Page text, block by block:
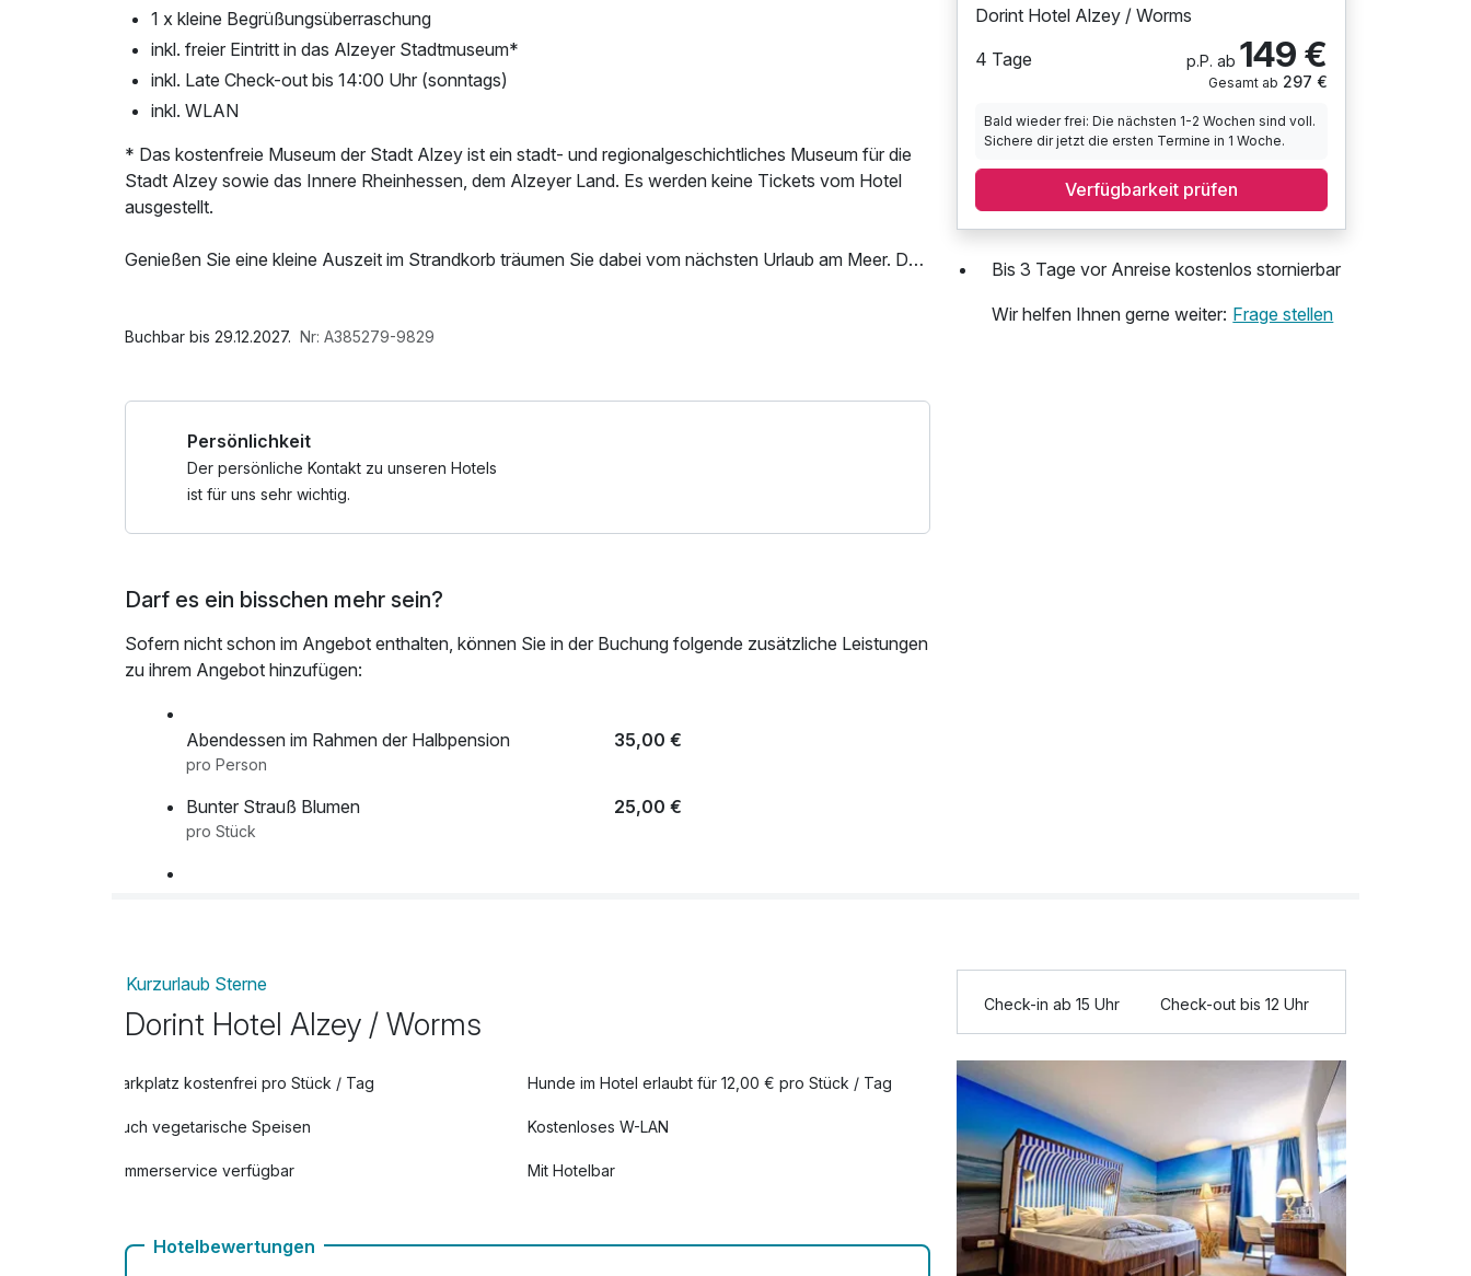
1 x kleine Begrüßungsüberraschung
inkl. freier Eintritt in das Alzeyer Stadtmuseum*
inkl. Late Check-out bis 14:00 Uhr (sonntags)
inkl. WLAN
* Das kostenfreie Museum der Stadt Alzey ist ein stadt- und regionalgeschichtliches Museum für die
Stadt Alzey sowie das Innere Rheinhessen, dem Alzeyer Land. Es werden keine Tickets vom Hotel
ausgestellt.
Genießen Sie eine kleine Auszeit im Strandkorb träumen Sie dabei vom nächsten Urlaub am Meer. Das
Denn: ein kleines Stückchen Ostsee liegt jetzt auch in Rheinhessen!
In unserer stilechten Hafenbar "Spelunke" servieren wir nicht nur Getränke für echte Seebären,
sondern auch feine Weine von regionalen Winzern. Nutzen Sie Ihren Kurzurlaub zur Erkundung der
W-LAN Nutzung / Internetnutzung
Buchbar bis 29.12.2027. Nr: A385279-9829
Persönlichkeit
Der persönliche Kontakt zu unseren Hotels
ist für uns sehr wichtig.
Darf es ein bisschen mehr sein?
Sofern nicht schon im Angebot enthalten, können Sie in der Buchung folgende zusätzliche Leistungen
zu ihrem Angebot hinzufügen:
Abendessen im Rahmen der Halbpension 35,00 €
pro Person
Bunter Strauß Blumen 25,00 €
pro Stück
Flasche Sekt 0,75l
pro Stück
Flasche Wein 0,75l 21,90 €
pro Person
pro Zimmer
Dorint Hotel Alzey / Worms
4 Tage
p.P. ab 149 €
Gesamt ab 297 €
Bald wieder frei: Die nächsten 1-2 Wochen sind voll.
Sichere dir jetzt die ersten Termine in 1 Woche.
Verfügbarkeit prüfen
Bis 3 Tage vor Anreise kostenlos stornierbar
Wir helfen Ihnen gerne weiter: Frage stellen
Kurzurlaub Sterne
Dorint Hotel Alzey / Worms
Parkplatz kostenfrei pro Stück / Tag Hunde im Hotel erlaubt für 12,00 € pro Stück / Tag
Auch vegetarische Speisen Kostenloses W-LAN
Zimmerservice verfügbar Mit Hotelbar
Hotelbewertungen
Check-in ab 15 Uhr Check-out bis 12 Uhr